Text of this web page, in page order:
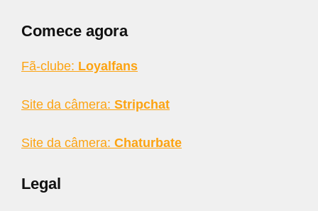
Comece agora
Fã-clube: Loyalfans
Site da câmera: Stripchat
Site da câmera: Chaturbate
Legal